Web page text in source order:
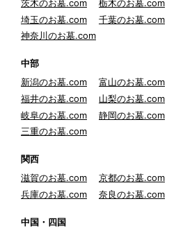
茨木のお墓.com
栃木のお墓.com
埼玉のお墓.com
千葉のお墓.com
神奈川のお墓.com
中部
新潟のお墓.com
富山のお墓.com
福井のお墓.com
山梨のお墓.com
岐阜のお墓.com
静岡のお墓.com
三重のお墓.com
関西
滋賀のお墓.com
京都のお墓.com
兵庫のお墓.com
奈良のお墓.com
中国・四国